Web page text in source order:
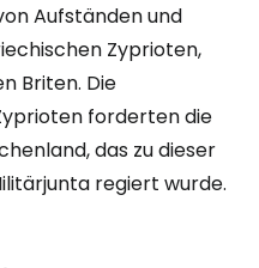
Aufständen und
Zyprioten,
Briten. Die
forderten die
das zu dieser
regiert wurde.